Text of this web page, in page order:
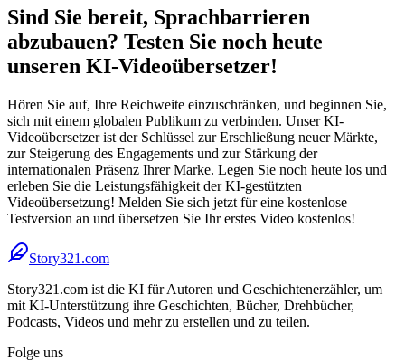
Sind Sie bereit, Sprachbarrieren
abzubauen? Testen Sie noch heute
unseren KI-Videoübersetzer!
Hören Sie auf, Ihre Reichweite einzuschränken, und beginnen Sie,
sich mit einem globalen Publikum zu verbinden. Unser KI-
Videoübersetzer ist der Schlüssel zur Erschließung neuer Märkte,
zur Steigerung des Engagements und zur Stärkung der
internationalen Präsenz Ihrer Marke. Legen Sie noch heute los und
erleben Sie die Leistungsfähigkeit der KI-gestützten
Videoübersetzung! Melden Sie sich jetzt für eine kostenlose
Testversion an und übersetzen Sie Ihr erstes Video kostenlos!
Story321.com
Story321.com ist die KI für Autoren und Geschichtenerzähler, um
mit KI-Unterstützung ihre Geschichten, Bücher, Drehbücher,
Podcasts, Videos und mehr zu erstellen und zu teilen.
Folge uns